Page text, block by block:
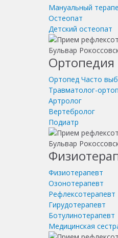
Мануальный
Остеопат
Детский остеопат
Ортопедия
Ортопед Часто
Травматолог-
Артролог
Вертебролог
Подиатр
Физиотерапевт
Озонотерапевт
Рефлексотерапевт
Гирудотерапевт
Ботулинотерапевт
Медицинская